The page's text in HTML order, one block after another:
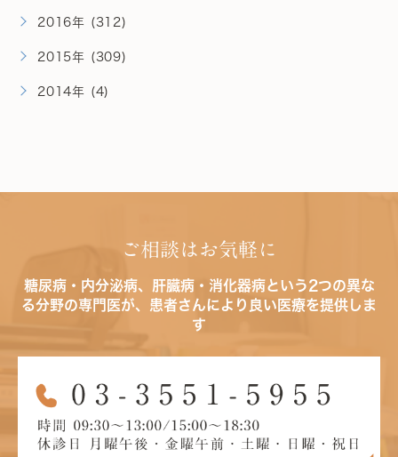
2016年 (312)
2015年 (309)
2014年 (4)
ご相談はお気軽に
糖尿病・内分泌病、肝臓病・消化器病という2つの異な
る分野の専門医が、患者さんにより良い医療を提供しま
す